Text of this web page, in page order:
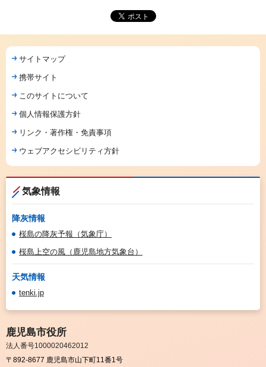
サイトマップ
携帯サイト
このサイトについて
個人情報保護方針
リンク・著作権・免責事項
ウェブアクセシビリティ方針
気象情報
降灰情報
桜島の降灰予報（気象庁）
桜島上空の風（鹿児島地方気象台）
天気情報
tenki.jp
鹿児島市役所
法人番号1000020462012
〒892-8677 鹿児島市山下町11番1号